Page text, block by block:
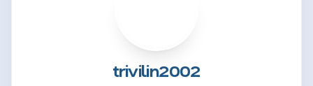
trivilin2002